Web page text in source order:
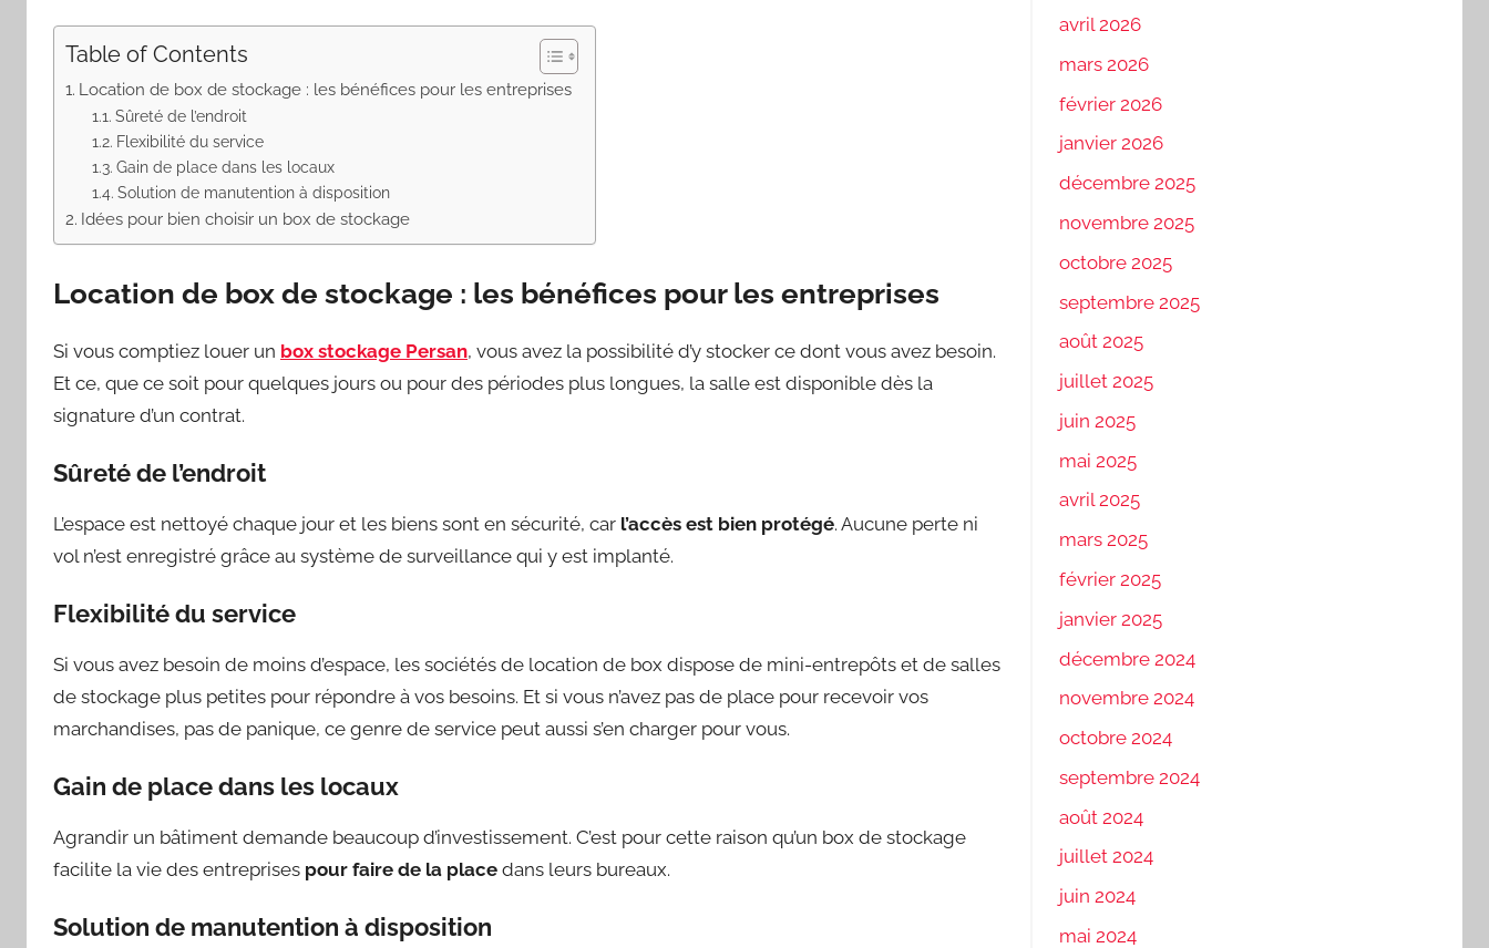
Table of Contents
Location de box de stockage : les bénéfices pour les entreprises
Sûreté de l’endroit
Flexibilité du service
Gain de place dans les locaux
Solution de manutention à disposition
Idées pour bien choisir un box de stockage
Location de box de stockage : les bénéfices pour les entreprises
Si vous comptiez louer un box stockage Persan, vous avez la possibilité d’y stocker ce dont vous avez besoin.
Et ce, que ce soit pour quelques jours ou pour des périodes plus longues, la salle est disponible dès la
signature d’un contrat.
Sûreté de l’endroit
L’espace est nettoyé chaque jour et les biens sont en sécurité, car l’accès est bien protégé. Aucune perte ni
vol n’est enregistré grâce au système de surveillance qui y est implanté.
Flexibilité du service
Si vous avez besoin de moins d’espace, les sociétés de location de box dispose de mini-entrepôts et de salles
de stockage plus petites pour répondre à vos besoins. Et si vous n’avez pas de place pour recevoir vos
marchandises, pas de panique, ce genre de service peut aussi s’en charger pour vous.
Gain de place dans les locaux
Agrandir un bâtiment demande beaucoup d’investissement. C’est pour cette raison qu’un box de stockage
facilite la vie des entreprises pour faire de la place dans leurs bureaux.
Solution de manutention à disposition
avril 2026
mars 2026
février 2026
janvier 2026
décembre 2025
novembre 2025
octobre 2025
septembre 2025
août 2025
juillet 2025
juin 2025
mai 2025
avril 2025
mars 2025
février 2025
janvier 2025
décembre 2024
novembre 2024
octobre 2024
septembre 2024
août 2024
juillet 2024
juin 2024
mai 2024